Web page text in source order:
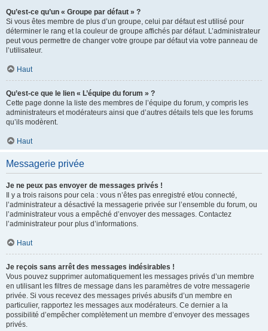
Qu’est-ce qu’un « Groupe par défaut » ?
Si vous êtes membre de plus d’un groupe, celui par défaut est utilisé pour
déterminer le rang et la couleur de groupe affichés par défaut. L’administrateur
peut vous permettre de changer votre groupe par défaut via votre panneau de
l’utilisateur.
Haut
Qu’est-ce que le lien « L’équipe du forum » ?
Cette page donne la liste des membres de l’équipe du forum, y compris les
administrateurs et modérateurs ainsi que d’autres détails tels que les forums
qu’ils modèrent.
Haut
Messagerie privée
Je ne peux pas envoyer de messages privés !
Il y a trois raisons pour cela : vous n’êtes pas enregistré et/ou connecté,
l’administrateur a désactivé la messagerie privée sur l’ensemble du forum, ou
l’administrateur vous a empêché d’envoyer des messages. Contactez
l’administrateur pour plus d’informations.
Haut
Je reçois sans arrêt des messages indésirables !
Vous pouvez supprimer automatiquement les messages privés d’un membre
en utilisant les filtres de message dans les paramètres de votre messagerie
privée. Si vous recevez des messages privés abusifs d’un membre en
particulier, rapportez les messages aux modérateurs. Ce dernier a la
possibilité d’empêcher complètement un membre d’envoyer des messages
privés.